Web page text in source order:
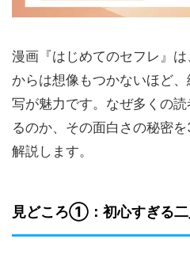
漫画『はじめてのセフレ』
からは想像もつかないほど
写が魅力です。なぜ多くの
るのか、その面白さの秘密
解説します。
見どころ①：初心すぎる